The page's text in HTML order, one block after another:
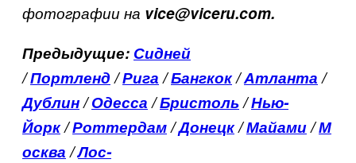
фотографии на vice@viceru.com.
Предыдущие: Сидней
/Портленд/Рига/Бангкок/Атланта/
Дублин/Одесса/Бристоль/Нью-
Йорк/Роттердам/Донецк/Майами/М
осква/Лос-